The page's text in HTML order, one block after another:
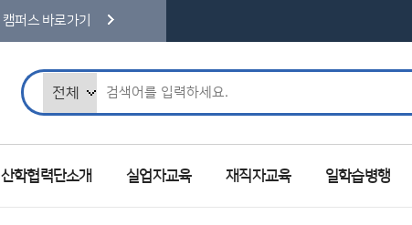
캠퍼스 바로가기
검색어 입력
산학협력단소개 실업자교육 재직자교육 일학습병행